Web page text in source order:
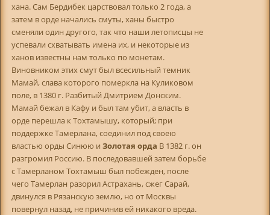
хана. Сам Бердибек царствовал только 2 года, а
затем в орде начались смуты, ханы быстро
сменяли один другого, так что наши летописцы не
успевали схватывать имена их, и некоторые из
ханов известны нам только по монетам.
Виновником этих смут был всесильный темник
Мамай, слава которого померкла на Куликовом
поле, в 1380 г. Разбитый Дмитрием Донским.
Мамай бежал в Кафу и был там убит, а власть в
орде перешла к Тохтамышу, который; при
поддержке Тамерлана, соединил под своею
властью орды Синюю и Золотая орда В 1382 г. он
разгромил Россию. В последовавшей затем борьбе
с Тамерланом Тохтамыш был побежден, после
чего Тамерлан разорил Астрахань, сжег Сарай,
двинулся в Рязанскую землю, но от Москвы
повернул назад, не причинив ей никакого вреда.